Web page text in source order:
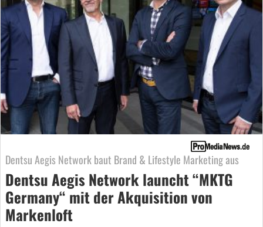
Dentsu Aegis Network baut Brand & Lifestyle Marketing aus
Dentsu Aegis Network launcht “MKTG
Germany“ mit der Akquisition von
Markenloft